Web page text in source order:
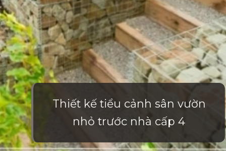
Thiết kế tiểu cảnh sân vườn
nhỏ trước nhà cấp 4